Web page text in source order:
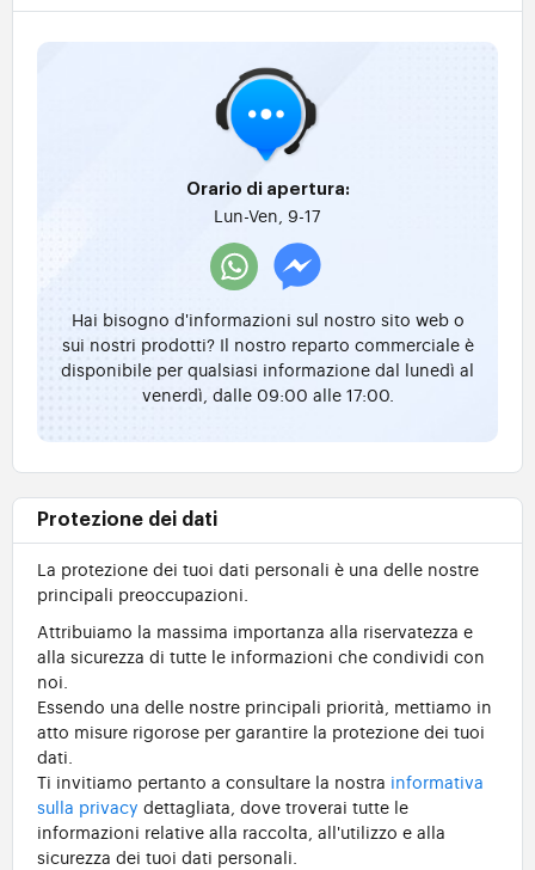
Orario di apertura:
Lun-Ven, 9-17
Hai bisogno d'informazioni sul nostro sito web o
sui nostri prodotti? Il nostro reparto commerciale è
disponibile per qualsiasi informazione dal lunedì al
venerdì, dalle 09:00 alle 17:00.
Protezione dei dati
La protezione dei tuoi dati personali è una delle nostre
principali preoccupazioni.
Attribuiamo la massima importanza alla riservatezza e
alla sicurezza di tutte le informazioni che condividi con
noi.
Essendo una delle nostre principali priorità, mettiamo in
atto misure rigorose per garantire la protezione dei tuoi
dati.
Ti invitiamo pertanto a consultare la nostra informativa
sulla privacy dettagliata, dove troverai tutte le
informazioni relative alla raccolta, all'utilizzo e alla
sicurezza dei tuoi dati personali.